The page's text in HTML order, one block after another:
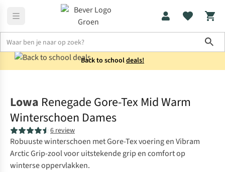
Back to schooldeals!
Lowa Renegade Gore-Tex Mid Warm
Winterschoen Dames
6 review
Robuuste winterschoen met Gore-Tex voering en Vibram
Arctic Grip-zool voor uitstekende grip en comfort op
winterse oppervlakken.